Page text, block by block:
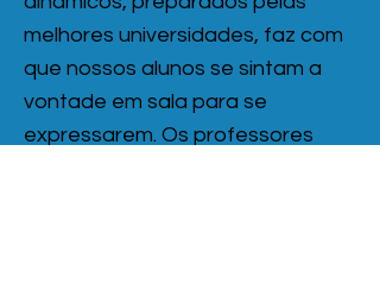
melhores universidades, faz com
que nossos alunos se sintam a
vontade em sala para se
expressarem. Os professores